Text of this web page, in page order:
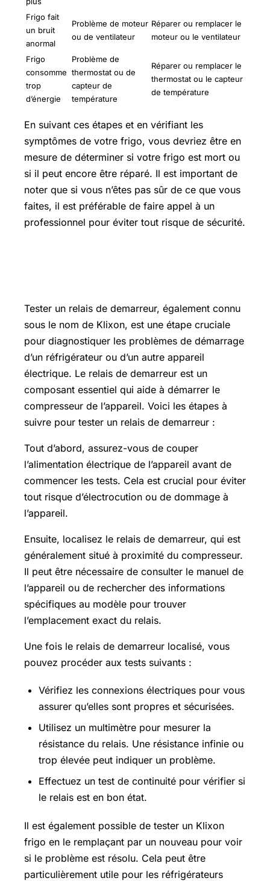
Frigo fait
un bruit
anormal
Problème de moteur
ou de ventilateur
Réparer ou remplacer le
moteur ou le ventilateur
Frigo
consomme
trop
d’énergie
Problème de
thermostat ou de
capteur de
température
Réparer ou remplacer le
thermostat ou le capteur
de température
En suivant ces étapes et en vérifiant les
symptômes de votre frigo, vous devriez être en
mesure de déterminer si votre frigo est mort ou
si il peut encore être réparé. Il est important de
noter que si vous n’êtes pas sûr de ce que vous
faites, il est préférable de faire appel à un
professionnel pour éviter tout risque de sécurité.
Tester un relais de demarreur, également connu
sous le nom de Klixon, est une étape cruciale
pour diagnostiquer les problèmes de démarrage
d’un réfrigérateur ou d’un autre appareil
électrique. Le relais de demarreur est un
composant essentiel qui aide à démarrer le
compresseur de l’appareil. Voici les étapes à
suivre pour tester un relais de demarreur :
Tout d’abord, assurez-vous de couper
l’alimentation électrique de l’appareil avant de
commencer les tests. Cela est crucial pour éviter
tout risque d’électrocution ou de dommage à
l’appareil.
Ensuite, localisez le relais de demarreur, qui est
généralement situé à proximité du compresseur.
Il peut être nécessaire de consulter le manuel de
l’appareil ou de rechercher des informations
spécifiques au modèle pour trouver
l’emplacement exact du relais.
Une fois le relais de demarreur localisé, vous
pouvez procéder aux tests suivants :
Vérifiez les connexions électriques pour vous
assurer qu’elles sont propres et sécurisées.
Utilisez un multimètre pour mesurer la
résistance du relais. Une résistance infinie ou
trop élevée peut indiquer un problème.
Effectuez un test de continuité pour vérifier si
le relais est en bon état.
Il est également possible de tester un Klixon
frigo en le remplaçant par un nouveau pour voir
si le problème est résolu. Cela peut être
particulièrement utile pour les réfrigérateurs